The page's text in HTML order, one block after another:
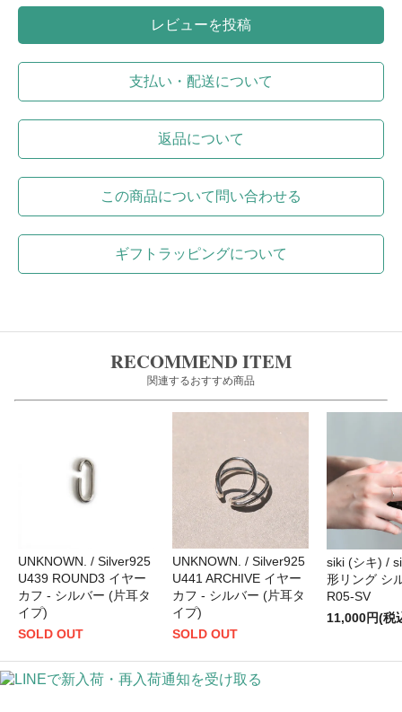
レビューを投稿
支払い・配送について
返品について
この商品について問い合わせる
ギフトラッピングについて
RECOMMEND ITEM
関連するおすすめ商品
UNKNOWN. / Silver925
U439 ROUND3 イヤー
カフ - シルバー (片耳タ
イプ)
SOLD OUT
UNKNOWN. / Silver925
U441 ARCHIVE イヤー
カフ - シルバー (片耳タ
イプ)
SOLD OUT
siki (シキ) /
形リング シ
R05-SV
11,000円(税